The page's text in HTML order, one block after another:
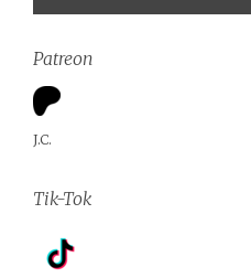
Patreon
J.C.
Tik-Tok